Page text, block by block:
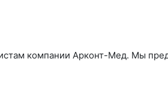
компании Арконт-Мед. Мы